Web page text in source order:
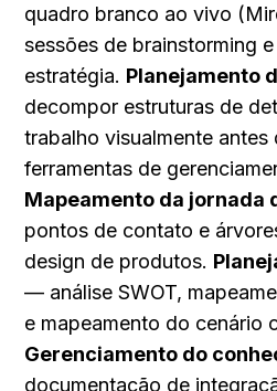
quadro branco ao vivo
sessões de brainstorming
estratégia. Planejamento
decompor estruturas de
trabalho visualmente antes
Mapeamento da jornada
pontos de contato e
design de produtos.
— análise SWOT,
Gerenciamento do
documentação de